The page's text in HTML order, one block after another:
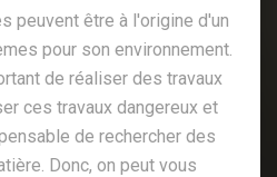
peuvent être à l'origine d'un
pour son environnement.
de réaliser des travaux
ces travaux dangereux et
de rechercher des
Donc, on peut vous